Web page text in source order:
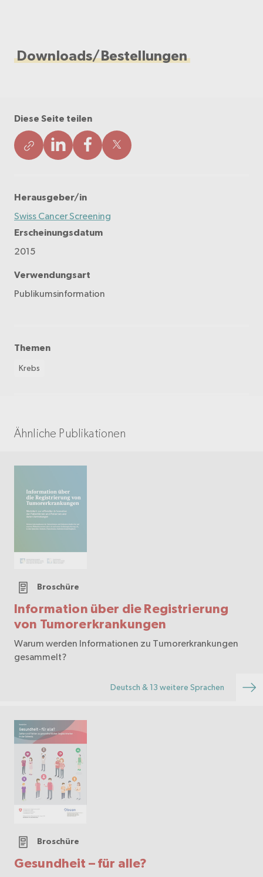
Downloads/Bestellungen
Diese Seite teilen
Herausgeber/in
Swiss Cancer Screening
Erscheinungsdatum
2015
Verwendungsart
Publikumsinformation
Themen
Krebs
Ähnliche Publikationen
Information über die Registrierung
von Tumorerkrankungen
Broschüre
Warum werden Informationen zu Tumorerkrankungen
gesammelt?
Deutsch & 13 weitere Sprachen
Gesundheit – für alle?
Broschüre